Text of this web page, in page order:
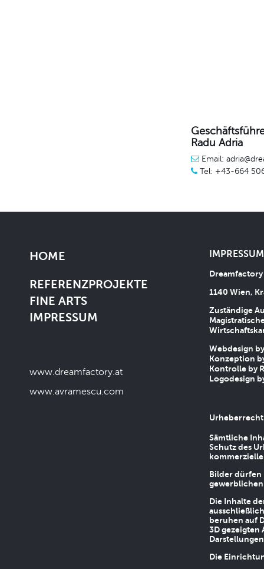
Radu Adria
Email:
Tel: +43-664
HOME
REFERENZPROJEKTE
FINE ARTS
IMPRESSUM
www.dreamfactory.at
www.avramescu.com
1140 Wien,
Zuständige
Webdesign
Konzeption
Kontrolle by
Logodesign
Urheberrecht
Sämtliche
Schutz des
Bilder dürfen
Die Inhalte
beruhen auf
3D gezeigten
Die